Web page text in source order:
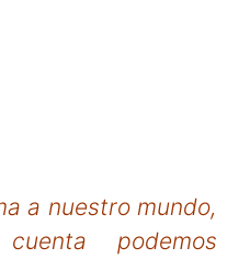
a nuestro mundo,
podemos